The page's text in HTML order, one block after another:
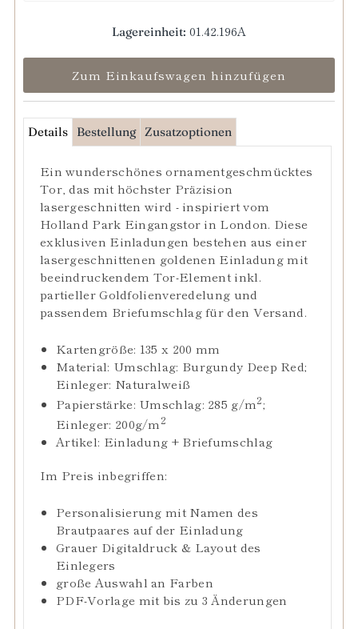
Lagereinheit: 01.42.196A
Details Bestellung Zusatzoptionen
Ein wunderschönes ornamentgeschmücktes
Tor, das mit höchster Präzision
lasergeschnitten wird - inspiriert vom
Holland Park Eingangstor in London. Diese
exklusiven Einladungen bestehen aus einer
lasergeschnittenen goldenen Einladung mit
beeindruckendem Tor-Element inkl.
partieller Goldfolienveredelung und
passendem Briefumschlag für den Versand.
Kartengröße: 135 x 200 mm
Material: Umschlag: Burgundy Deep Red;
Einleger: Naturalweiß
Papierstärke: Umschlag: 285 g/m2;
Einleger: 200g/m 2
Artikel: Einladung + Briefumschlag
Im Preis inbegriffen:
Personalisierung mit Namen des
Brautpaares auf der Einladung
Grauer Digitaldruck & Layout des
Einlegers
große Auswahl an Farben
PDF-Vorlage mit bis zu 3 Änderungen